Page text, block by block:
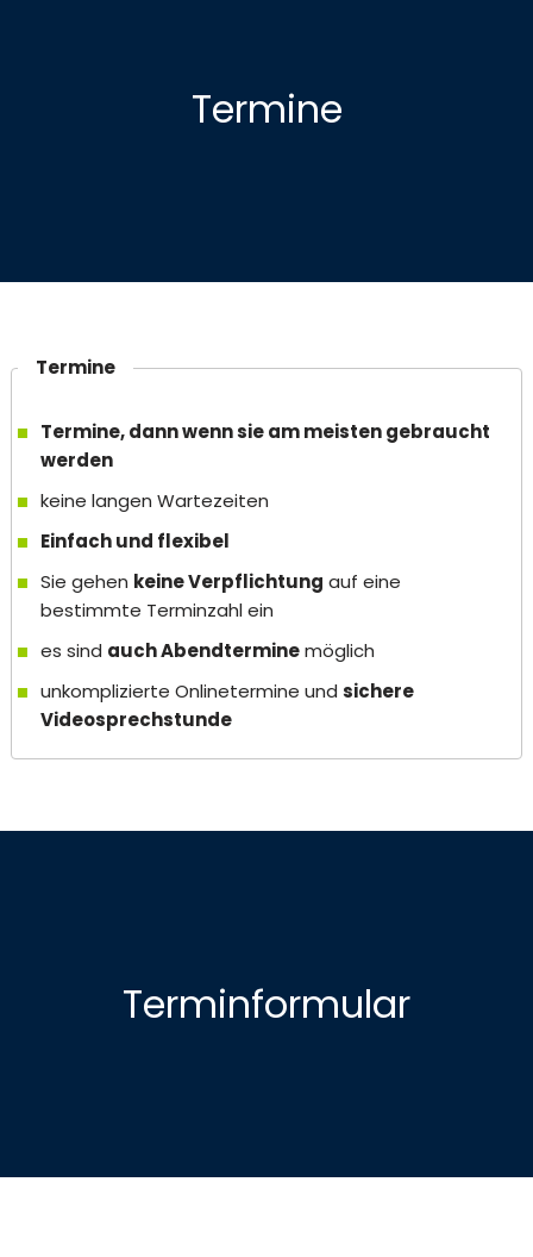
Termine
Termine
Termine, dann wenn sie am meisten gebraucht
werden
keine langen Wartezeiten
Einfach und flexibel
Sie gehen keine Verpflichtung auf eine
bestimmte Terminzahl ein
es sind auch Abendterminemöglich
unkomplizierte Onlinetermine undsichere
Videosprechstunde
Terminformular